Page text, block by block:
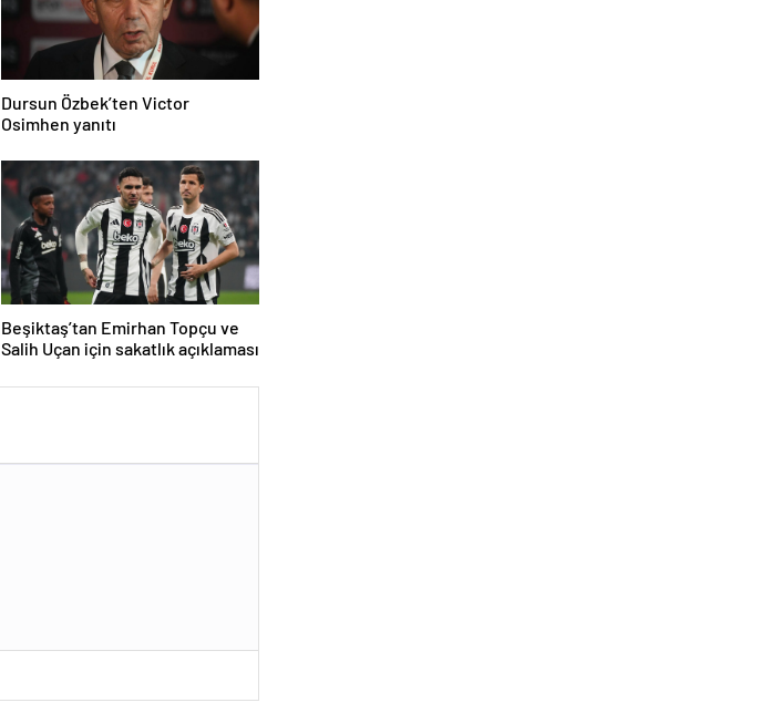
Dursun Özbek’ten Victor
Osimhen yanıtı
Beşiktaş’tan Emirhan Topçu ve
Salih Uçan için sakatlık açıklaması